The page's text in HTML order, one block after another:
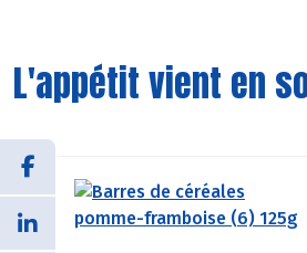
L'appétit vient en